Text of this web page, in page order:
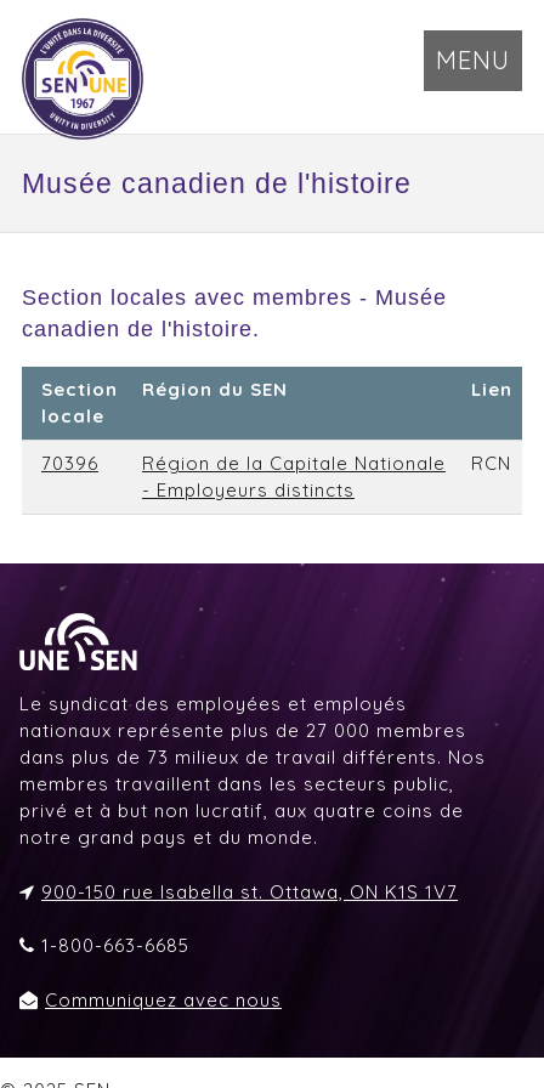
MENU
Musée canadien de l'histoire
Section locales avec membres - Musée
canadien de l'histoire.
Section
locale
Région du SEN Lien
70396
Région de la Capitale Nationale
- Employeurs distincts
RCN
Le syndicat des employées et employés
nationaux représente plus de 27 000 membres
dans plus de 73 milieux de travail différents. Nos
membres travaillent dans les secteurs public,
privé et à but non lucratif, aux quatre coins de
notre grand pays et du monde.
900-150 rue Isabella st. Ottawa, ON K1S 1V7
1-800-663-6685
Communiquez avec nous